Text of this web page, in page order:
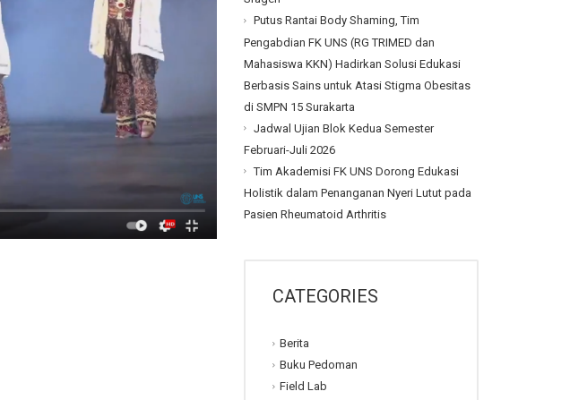
Putus Rantai Body Shaming, Tim
Pengabdian FK UNS (RG TRIMED dan
Mahasiswa KKN) Hadirkan Solusi Edukasi
Berbasis Sains untuk Atasi Stigma Obesitas
di SMPN 15 Surakarta
Jadwal Ujian Blok Kedua Semester
Februari-Juli 2026
Tim Akademisi FK UNS Dorong Edukasi
Holistik dalam Penanganan Nyeri Lutut pada
Pasien Rheumatoid Arthritis
CATEGORIES
Berita
Buku Pedoman
Field Lab